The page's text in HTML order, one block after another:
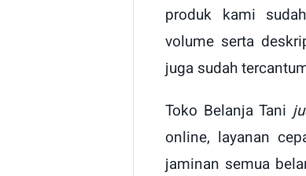
produk kami
volume serta
juga sudah
Toko Belanja Tani
online, layanan
jaminan semua